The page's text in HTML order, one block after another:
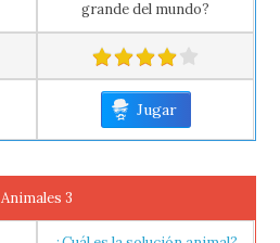
grande del mundo?
Jugar
Animales 3